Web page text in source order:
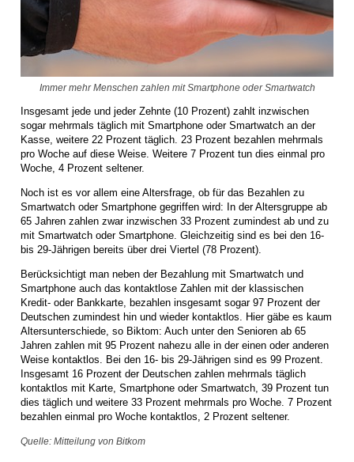
Immer mehr Menschen zahlen mit Smartphone oder Smartwatch
Insgesamt jede und jeder Zehnte (10 Prozent) zahlt inzwischen
sogar mehrmals täglich mit Smartphone oder Smartwatch an der
Kasse, weitere 22 Prozent täglich. 23 Prozent bezahlen mehrmals
pro Woche auf diese Weise. Weitere 7 Prozent tun dies einmal pro
Woche, 4 Prozent seltener.
Noch ist es vor allem eine Altersfrage, ob für das Bezahlen zu
Smartwatch oder Smartphone gegriffen wird: In der Altersgruppe ab
65 Jahren zahlen zwar inzwischen 33 Prozent zumindest ab und zu
mit Smartwatch oder Smartphone. Gleichzeitig sind es bei den 16-
bis 29-Jährigen bereits über drei Viertel (78 Prozent).
Berücksichtigt man neben der Bezahlung mit Smartwatch und
Smartphone auch das kontaktlose Zahlen mit der klassischen
Kredit- oder Bankkarte, bezahlen insgesamt sogar 97 Prozent der
Deutschen zumindest hin und wieder kontaktlos. Hier gäbe es kaum
Altersunterschiede, so Biktom: Auch unter den Senioren ab 65
Jahren zahlen mit 95 Prozent nahezu alle in der einen oder anderen
Weise kontaktlos. Bei den 16- bis 29-Jährigen sind es 99 Prozent.
Insgesamt 16 Prozent der Deutschen zahlen mehrmals täglich
kontaktlos mit Karte, Smartphone oder Smartwatch, 39 Prozent tun
dies täglich und weitere 33 Prozent mehrmals pro Woche. 7 Prozent
bezahlen einmal pro Woche kontaktlos, 2 Prozent seltener.
Quelle: Mitteilung von Bitkom